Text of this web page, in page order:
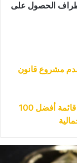
الحصول على
مشروع قانون
العملة الرقمية LUNA تكافح للبقاء ضمن قائمة أفضل 100